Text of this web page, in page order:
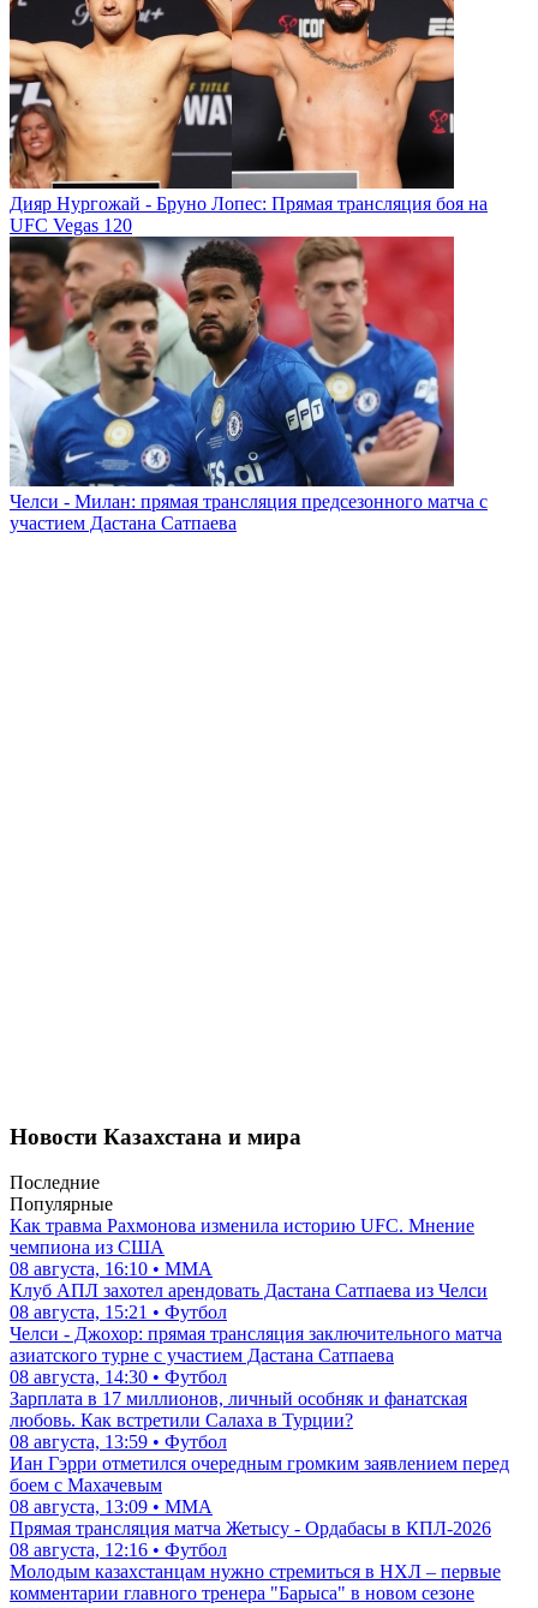
Дияр Нургожай - Бруно Лопес: Прямая трансляция боя на
UFC Vegas 120
Челси - Милан: прямая трансляция предсезонного матча с
участием Дастана Сатпаева
Новости Казахстана и мира
Последние
Популярные
Как травма Рахмонова изменила историю UFC. Мнение
чемпиона из США
08 августа, 16:10 • ММА
Клуб АПЛ захотел арендовать Дастана Сатпаева из Челси
08 августа, 15:21 • Футбол
Челси - Джохор: прямая трансляция заключительного матча
азиатского турне с участием Дастана Сатпаева
08 августа, 14:30 • Футбол
Зарплата в 17 миллионов, личный особняк и фанатская
любовь. Как встретили Салаха в Турции?
08 августа, 13:59 • Футбол
Иан Гэрри отметился очередным громким заявлением перед
боем с Махачевым
08 августа, 13:09 • ММА
Прямая трансляция матча Жетысу - Ордабасы в КПЛ-2026
08 августа, 12:16 • Футбол
Молодым казахстанцам нужно стремиться в НХЛ – первые
комментарии главного тренера "Барыса" в новом сезоне